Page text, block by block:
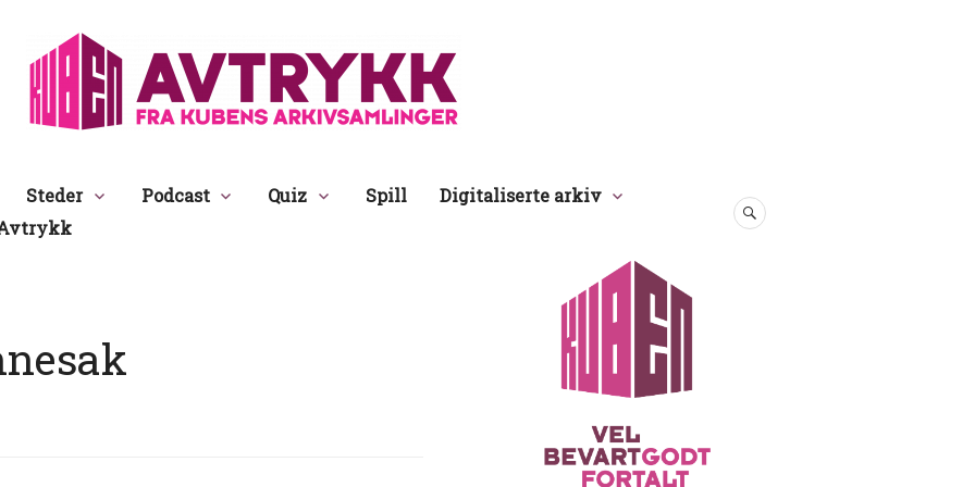
Avtrykk
Steder Podcast Quiz Spill
Digitaliserte arkiv
SØK